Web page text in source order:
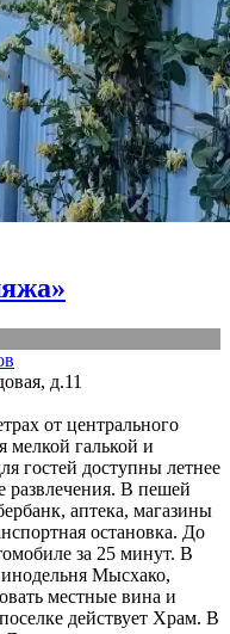
д.11
от центрального
мелкой галькой и
гостей доступны летнее
развлечения. В пешей
аптека, магазины
остановка. До
за 25 минут. В
Мысхако,
местные вина и
действует Храм. В